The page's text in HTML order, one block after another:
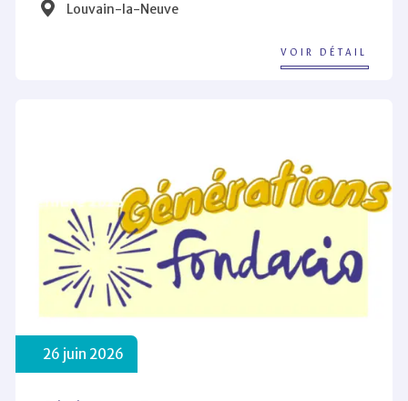
Louvain-la-Neuve
VOIR DÉTAIL
26 juin 2026